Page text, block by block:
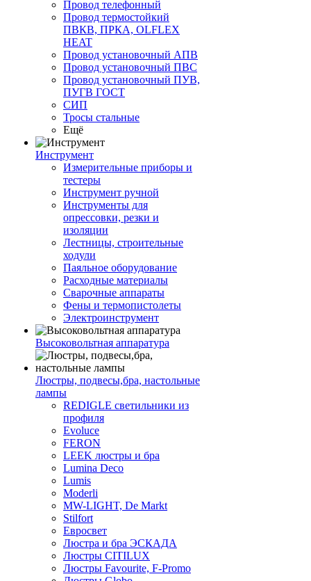
Провод телефонный
Провод термостойкий
ПВКВ, ПРКА, OLFLEX
HEAT
Провод установочный АПВ
Провод установочный ПВС
Провод установочный ПУВ,
ПУГВ ГОСТ
СИП
Тросы стальные
Ещё
Инструмент
Измерительные приборы и
тестеры
Инструмент ручной
Инструменты для
опрессовки, резки и
изоляции
Лестницы, строительные
ходули
Паяльное оборудование
Расходные материалы
Сварочные аппараты
Фены и термопистолеты
Электроинструмент
Высоковольтная аппаратура
Люстры, подвесы,бра, настольные
лампы
REDIGLE светильники из
профиля
Evoluce
FERON
LEEK люстры и бра
Lumina Deco
Lumis
Moderli
MW-LIGHT, De Markt
Stilfort
Евросвет
Люстра и бра ЭСКАДА
Люстры CITILUX
Люстры Favourite, F-Promo